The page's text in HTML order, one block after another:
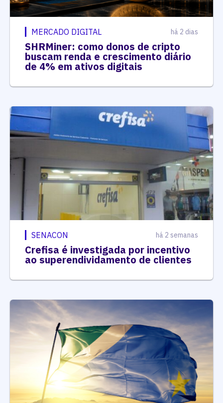
MERCADO DIGITAL há 2 dias
SHRMiner: como donos de cripto
buscam renda e crescimento diário
de 4% em ativos digitais
SENACON há 2 semanas
Crefisa é investigada por incentivo
ao superendividamento de clientes